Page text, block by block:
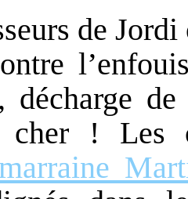
de
décharge
cher ! Les